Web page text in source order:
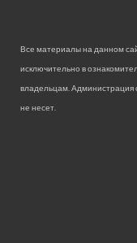
Все материалы на данном
исключительно в
владельцам. Администрация
не несет.